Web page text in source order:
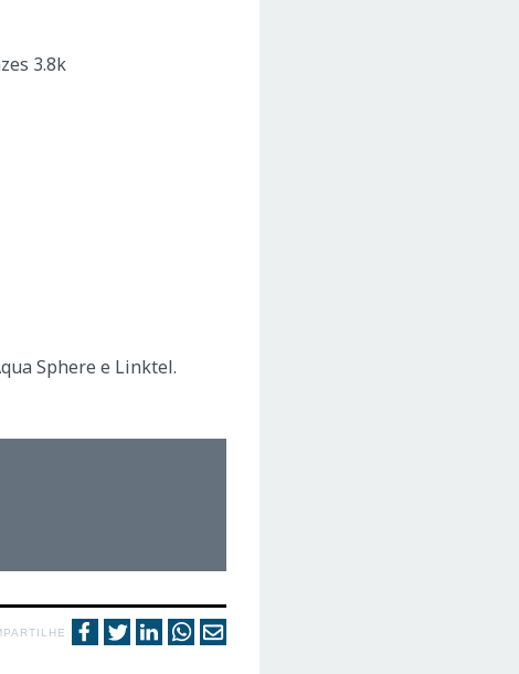
3.8k
Sphere e Linktel.